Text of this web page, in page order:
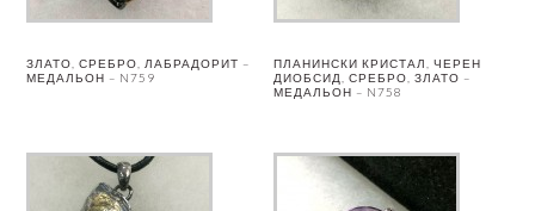
ЗЛАТО, СРЕБРО, ЛАБРАДОРИТ –
МЕДАЛЬОН – N759
ПЛАНИНСКИ КРИСТАЛ, ЧЕРЕН
ДИОБСИД, СРЕБРО, ЗЛАТО –
МЕДАЛЬОН – N758